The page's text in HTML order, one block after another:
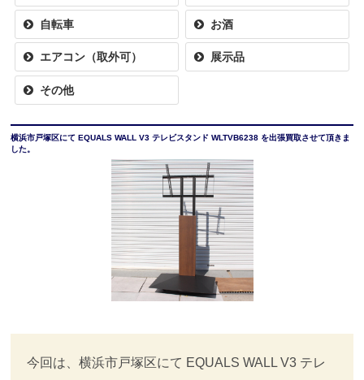
自転車 お酒
エアコン（取外可） 展示品
その他
横浜市戸塚区にて EQUALS WALL V3 テレビスタンド WLTVB6238 を出張買取させて頂きま
した。
今回は、横浜市戸塚区にて EQUALS WALL V3 テレ